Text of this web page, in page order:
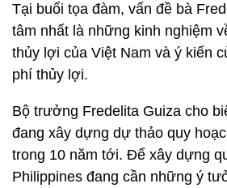
Tại buổi tọa đàm, vấn đề bà
tâm nhất là những kinh nghiệm
thủy lợi của Việt Nam và ý kiến
phí thủy lợi.
Bộ trưởng Fredelita Guiza cho
đang xây dựng dự thảo quy
trong 10 năm tới. Để xây dựng
Philippines đang cần những ý